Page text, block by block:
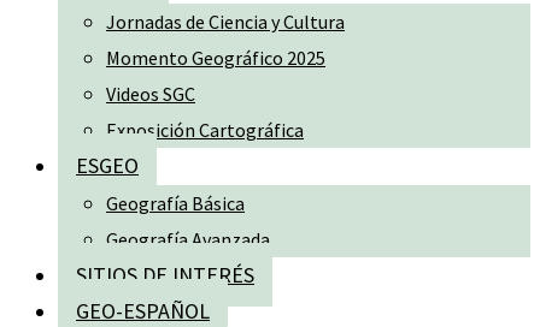
Jornadas de Ciencia y Cultura
Momento Geográfico 2025
Videos SGC
Exposición Cartográfica
ESGEO
Geografía Básica
Geografía Avanzada
SITIOS DE INTERÉS
GEO-ESPAÑOL